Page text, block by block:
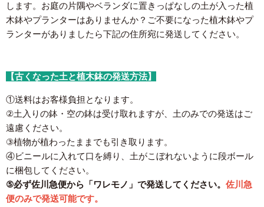
します。お庭の片隅やベランダに置きっぱなしの土が入った植
木鉢やプランターはありませんか？ご不要になった植木鉢やプ
ランターがありましたら下記の住所宛に発送してください。
【古くなった土と植木鉢の発送方法】
①送料はお客様負担となります。
②土入りの鉢・空の鉢は受け取れますが、土のみでの発送はご
遠慮ください。
③植物が植わったままでも引き取ります。
④ビニールに入れて口を縛り、土がこぼれないように段ボール
に梱包してください。
⑤必ず佐川急便から「ワレモノ」で発送してください。 佐川急
便のみで発送可能です。